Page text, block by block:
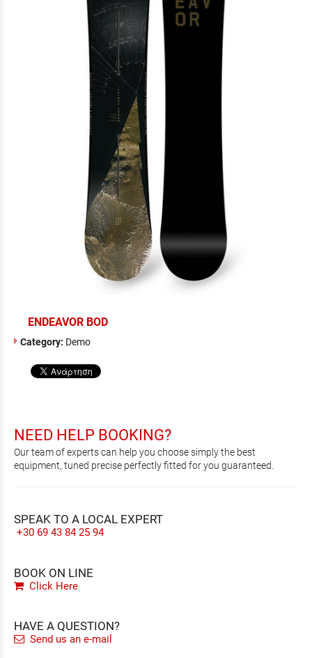
ENDEAVOR BOD
Category: Demo
NEED HELP BOOKING?
Our team of experts can help you choose simply the best
equipment, tuned precise perfectly fitted for you guaranteed.
SPEAK TO A LOCAL EXPERT
+30 69 43 84 25 94
BOOK ON LINE
Click Here
HAVE A QUESTION?
Send us an e-mail